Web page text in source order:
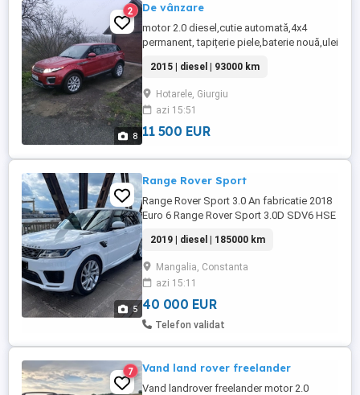
8
2 De vânzare
motor 2.0 diesel,cutie automată,4x4
permanent, tapițerie piele,baterie nouă,ulei
spate , ulei motor schimbate de curând .
Mașina este în stare bună de funcționare.
Mașină ținută în garaj ,
2015 | diesel | 93000 km
Hotarele, Giurgiu
azi 15:51
11 500 EUR
5
Range Rover Sport
Range Rover Sport 3.0 An fabricatie 2018
Euro 6 Range Rover Sport 3.0D SDV6 HSE
Response (Confort Iarbă Zăpadă Noroi
Nisip) Faruri Pixel Full LED Scaune față
electrice cu memorie Scaune față + spate
încălzite Volan din piele electric cu padele
...
2019 | diesel | 185000 km
Mangalia, Constanta
azi 15:11
40 000 EUR
Telefon validat
7 Vand land rover freelander
Vand landrover freelander motor 2.0